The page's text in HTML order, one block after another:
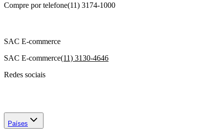
Compre por telefone(11) 3174-1000
SAC E-commerce
SAC E-commerce(11) 3130-4646
Redes sociais
Países